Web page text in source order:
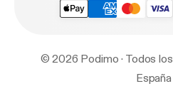
© 2026 Podimo · Todos
España